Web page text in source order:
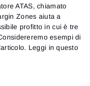
ATAS, chiamato
Zones aiuta a
profitto in cui è tre
esempi di
Leggi in questo